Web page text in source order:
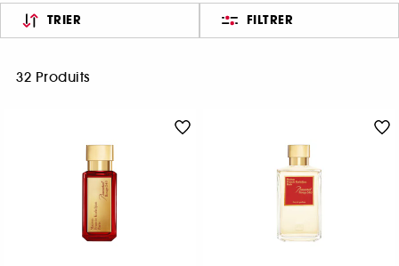
TRIER FILTRER
32 Produits